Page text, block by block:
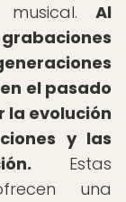
Al
el pasado
la evolución
y las
Estas
una